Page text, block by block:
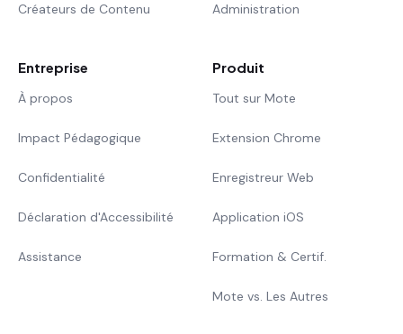
Créateurs de Contenu Administration
Entreprise
À propos
Impact Pédagogique
Confidentialité
Déclaration d'Accessibilité
Assistance
Produit
Tout sur Mote
Extension Chrome
Enregistreur Web
Application iOS
Formation & Certif.
Mote vs. Les Autres